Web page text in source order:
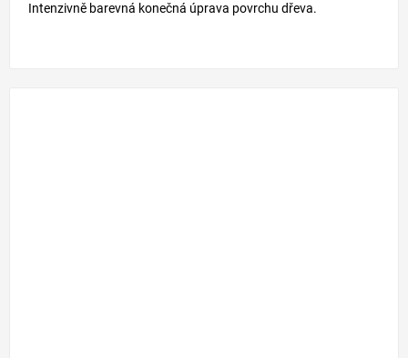
Intenzivně barevná konečná úprava povrchu dřeva.